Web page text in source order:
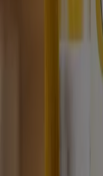
¡Súper
Encuentra